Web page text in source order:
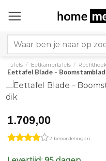
naar
for:
Tafels / Eetkamertafels /
Eettafel Blade – Boomstamblad
1.709,00
2 beoordelingen